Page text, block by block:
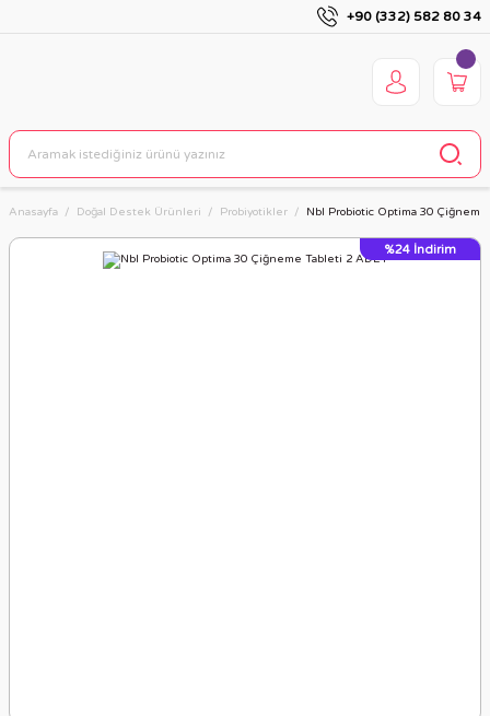
+90 (332) 582 80 34
Anasayfa Doğal Destek Ürünleri Probiyotikler Nbl Probiotic Optima 30
%24 İndirim